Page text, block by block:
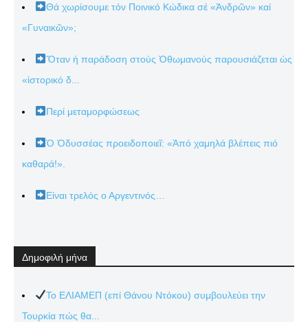
Θά χωρίσουμε τόν Ποινικό Κώδικα σέ «Ἀνδρῶν» καί
«Γυναικῶν»;
Ὅταν ἡ παράδοση στούς Ὀθωμανούς παρουσιάζεται ὡς
«ἱστορικό δ...
Περί μεταμορφώσεως
Ὁ Ὀδυσσέας προειδοποιεῖ: «Ἀπό χαμηλά βλέπεις πιό
καθαρά!».
Είναι τρελός ο Αργεντινός…
Δημοφιλή μήνα
Το ΕΛΙΑΜΕΠ (επί Θάνου Ντόκου) συμβουλεύει την
Τουρκία πώς θα...